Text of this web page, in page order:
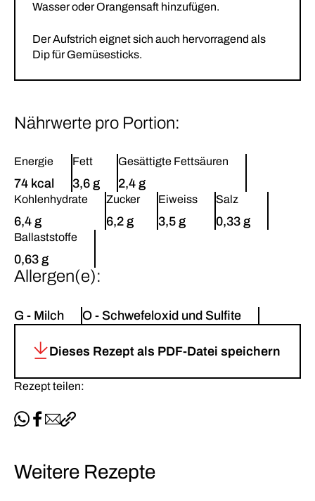
Wasser oder Orangensaft hinzufügen.
Der Aufstrich eignet sich auch hervorragend als
Dip für Gemüsesticks.
Nährwerte pro Portion:
Energie
74 kcal
Fett
3,6 g
Gesättigte Fettsäuren
2,4 g
Kohlenhydrate
6,4 g
Zucker
6,2 g
Eiweiss
3,5 g
Salz
0,33 g
Ballaststoffe
0,63 g
Allergen(e):
G - Milch O - Schwefeloxid und Sulfite
Dieses Rezept als PDF-Datei speichern
Rezept teilen:
Per WhatsApp teilen
Auf Facebook teilen
Per E-Mail teilen
Link kopieren
Weitere Rezepte